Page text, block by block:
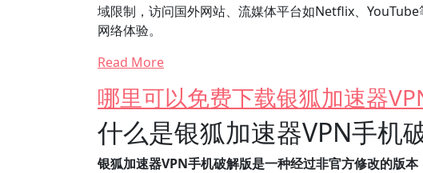
域限制，访问国外网站、流媒体平台如Netflix、
网络体验。
Read More
哪里可以免费下载银狐加速器
什么是银狐加速器VPN手机
银狐加速器VPN手机破解版是一种经过非官方修改的版